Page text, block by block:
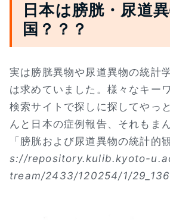
日本は膀胱・尿道
国？？？
実は膀胱異物や尿道異物の統計
は求めていました。様々なキー
検索サイトで探しに探してやっ
んと日本の症例報告、それもま
「膀胱および尿道異物の統計的
s://repository.kulib.kyoto-
tream/2433/120254/1/